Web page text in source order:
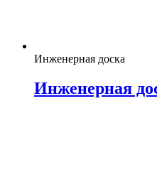
Инженерная доска
Инженерная